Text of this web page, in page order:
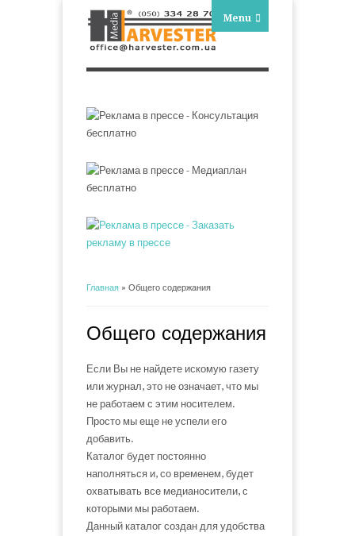
Menu
Главная » Общего содержания
Общего содержания
Если Вы не найдете искомую газету
или журнал, это не означает, что мы
не работаем с этим носителем.
Просто мы еще не успели его
добавить.
Каталог будет постоянно
наполняться и, со временем, будет
охватывать все медианосители, с
которыми мы работаем.
Данный каталог создан для удобства